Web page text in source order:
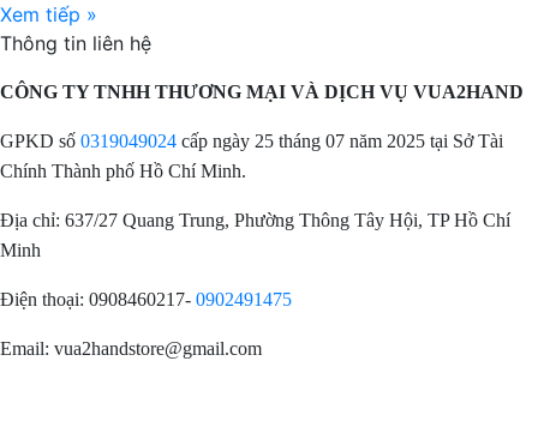
Xem tiếp »
Thông tin liên hệ
CÔNG TY TNHH THƯƠNG MẠI VÀ DỊCH VỤ VUA2HAND
GPKD số 0319049024 cấp ngày 25 tháng 07 năm 2025 tại Sở Tài
Chính Thành phố Hồ Chí Minh.
Địa chỉ: 637/27 Quang Trung, Phường Thông Tây Hội, TP Hồ Chí
Minh
Điện thoại: 0908460217- 0902491475
Email: vua2handstore@gmail.com